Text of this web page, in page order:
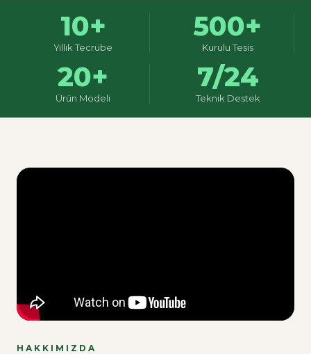
10+
Yıllık Tecrübe
500+
Kurulu Tesis
20+
Ürün Modeli
7/24
Teknik Destek
HAKKIMIZDA